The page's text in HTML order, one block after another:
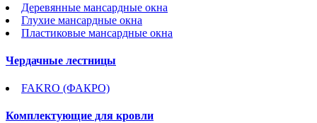
Деревянные мансардные окна
Глухие мансардные окна
Пластиковые мансардные окна
Чердачные лестницы
FAKRO (ФАКРО)
Комплектующие для кровли